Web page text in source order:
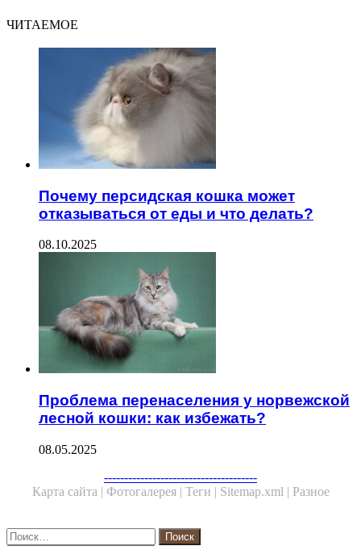
ЧИТАЕМОЕ
Почему персидская кошка может
отказываться от еды и что делать?
08.10.2025
Проблема перенаселения у норвежской
лесной кошки: как избежать?
08.05.2025
--------------------------------------
Карта сайта | Фотогалерея | Теги | Sitemap.xml | Разное
Close
Найти: